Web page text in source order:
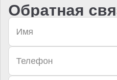
Обратная